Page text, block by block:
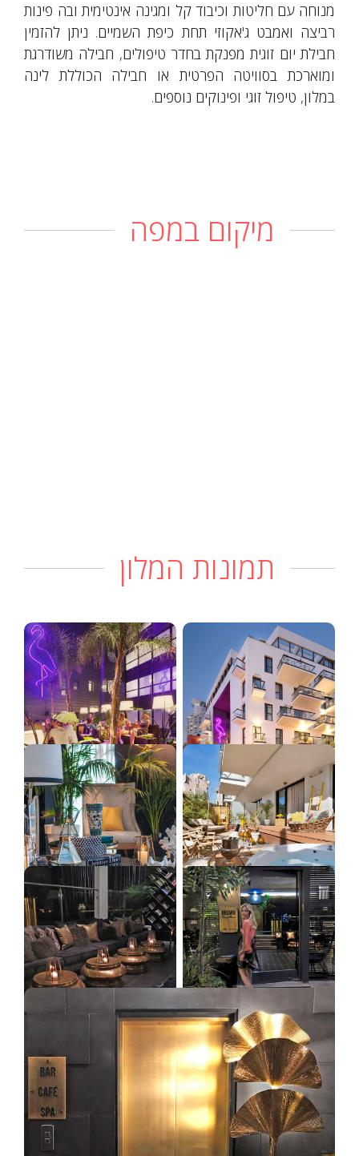
מנוחה עם חליטות וכיבוד קל ומגינה אינטימית ובה פינות
רביצה ואמבט ג'אקוזי תחת כיפת השמיים. ניתן להזמין
חבילת יום זוגית מפנקת בחדר טיפולים, חבילה משודרגת
ומוארכת בסוויטה הפרטית או חבילה הכוללת לינה
במלון, טיפול זוגי ופינוקים נוספים.
מיקום במפה
תמונות המלון